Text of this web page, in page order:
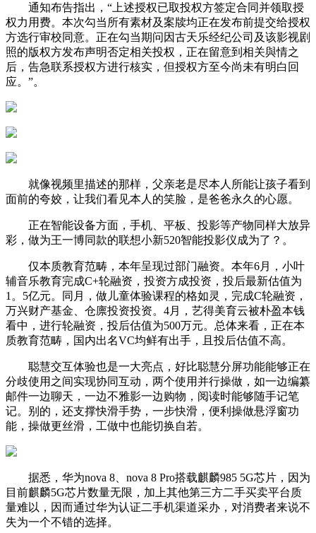
通知布告指出，“上述授权已取投权方签定合同并领取授
权力用费。本次勾当所有素材及案牍均正在发布前提交给授权
方选行审校同意。正在勾当期问因古天乐经纪公司及该影视剧
照的版权方发布声明否定相关投权，正在留意到相关與情之
后，告急联系授权方进行核实，但授权方至今尚未有明白回
应。”。
就像视频里描述的那样，父亲老是尽本人所能让孩子看到
面前的夸姣，让我们看见本人的笑脸，是爸爸永久的心愿。
正在智能设备方面，手机、平板、投影等产物同样大放异
彩，做为王一博同款的联想小新520智能投影仪成为了？。
仅本质教育范畴，本年呈现过部门融资。本年6月，小叶
辅音乐教育完成C+轮融资，投资方成投资，投后最新估值为
1。5亿元。同月，做儿童体验课程的格如灵，完成C轮融资，
万兴财产基金、仓廪投资投资。4月，艺得美育云被朴盈本钱
看中，进行轮融资，投后估值为500万元。总体来看，正在本
质教育范畴，国内出名VC均鲜有出手，且投后估值不高。
聪慧交互体验也是一大亮点，好比聪慧分屏功能能够正在
分歧使用之间实现协同互动，两个使用并行操做，如一边编纂
邮件一边聊天，一边不雅影一边购物，阅读时能够随手记笔
记。别的，还支撑快滑手势，一步快滑，便利操做悬浮窗功
能，操做更丝滑，工做中也能切换自若。
据悉，华为nova 8、nova 8 Pro搭载麒麟985 5G芯片，因为
目前麒麟5G芯片数量无限，加上其他第三方二手买卖平台质
量难以，因而通过华为认证二手机渠道采办，对消费者来说不
失为一个不错的选择。